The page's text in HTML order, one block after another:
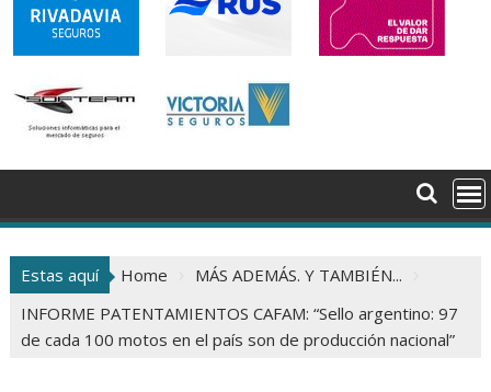
Estas aquí Home
MÁS ADEMÁS. Y TAMBIÉN...
INFORME PATENTAMIENTOS CAFAM: “Sello argentino: 97
de cada 100 motos en el país son de producción nacional”